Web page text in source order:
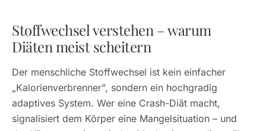
Stoffwechsel verstehen – warum
Diäten meist scheitern
Der menschliche Stoffwechsel ist kein einfacher
„Kalorienverbrenner", sondern ein hochgradig
adaptives System. Wer eine Crash-Diät macht,
signalisiert dem Körper eine Mangelsituation – und